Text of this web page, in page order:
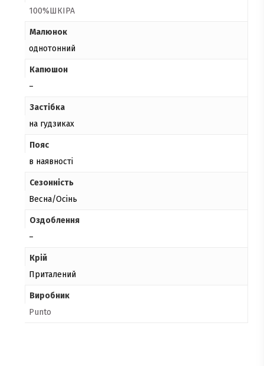
100%ШКІРА
Малюнок
однотонний
Капюшон
–
Застібка
на гудзиках
Пояс
в наявності
Сезонність
Весна/Осінь
Оздоблення
–
Крій
Приталений
Виробник
Punto